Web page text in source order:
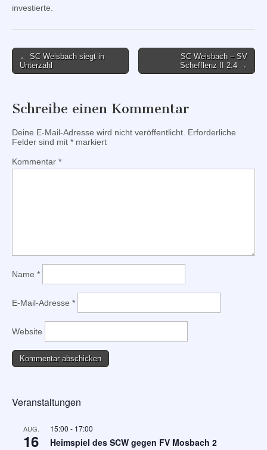
investierte.
Post
navigation
← SC Weisbach siegt in
Unterzahl
SC Weisbach – SV
Schefflenz II 2:4 →
Schreibe einen Kommentar
Deine E-Mail-Adresse wird nicht veröffentlicht. Erforderliche
Felder sind mit * markiert
Kommentar *
Name *
E-Mail-Adresse *
Website
Veranstaltungen
AUG.
16
15:00 - 17:00
Heimspiel des SCW gegen FV Mosbach 2